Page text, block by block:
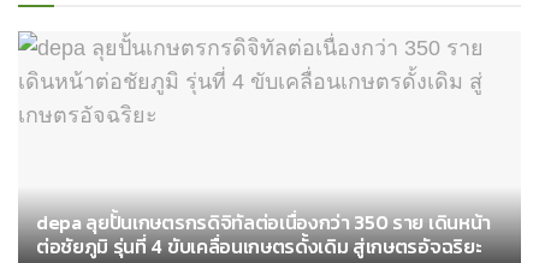
depa ลุยปั้นเกษตรกรดิจิทัลต่อเนื่องกว่า 350 ราย เดินหน้า
ต่อชัยภูมิ รุ่นที่ 4 ขับเคลื่อนเกษตรดั้งเดิม สู่เกษตรอัจฉริยะ